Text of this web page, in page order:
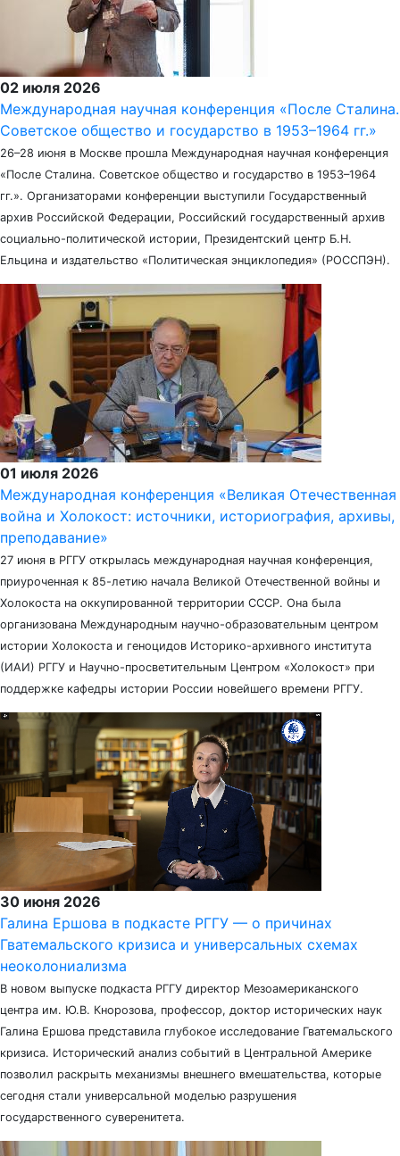
02 июля 2026
Международная научная конференция «После Сталина.
Советское общество и государство в 1953–1964 гг.»
26–28 июня в Москве прошла Международная научная конференция
«После Сталина. Советское общество и государство в 1953–1964
гг.». Организаторами конференции выступили Государственный
архив Российской Федерации, Российский государственный архив
социально-политической истории, Президентский центр Б.Н.
Ельцина и издательство «Политическая энциклопедия» (РОССПЭН).
01 июля 2026
Международная конференция «Великая Отечественная
война и Холокост: источники, историография, архивы,
преподавание»
27 июня в РГГУ открылась международная научная конференция,
приуроченная к 85-летию начала Великой Отечественной войны и
Холокоста на оккупированной территории СССР. Она была
организована Международным научно-образовательным центром
истории Холокоста и геноцидов Историко-архивного института
(ИАИ) РГГУ и Научно-просветительным Центром «Холокост» при
поддержке кафедры истории России новейшего времени РГГУ.
30 июня 2026
Галина Ершова в подкасте РГГУ — о причинах
Гватемальского кризиса и универсальных схемах
неоколониализма
В новом выпуске подкаста РГГУ директор Мезоамериканского
центра им. Ю.В. Кнорозова, профессор, доктор исторических наук
Галина Ершова представила глубокое исследование Гватемальского
кризиса. Исторический анализ событий в Центральной Америке
позволил раскрыть механизмы внешнего вмешательства, которые
сегодня стали универсальной моделью разрушения
государственного суверенитета.